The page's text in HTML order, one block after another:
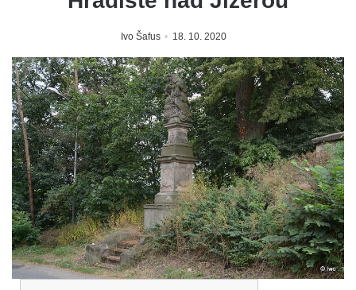
Ivo Šafus 18. 10. 2020